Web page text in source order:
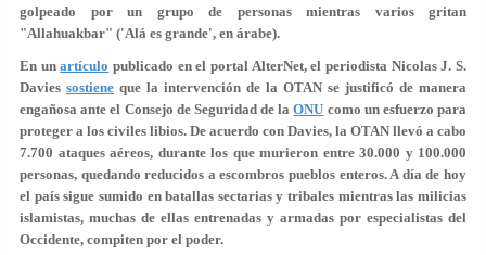
golpeado por un grupo de personas mientras varios gritan
"Allahuakbar" ('Alá es grande', en árabe).
En unartículo publicado en el portal AlterNet, el periodista Nicolas J. S.
Davies sostiene que la intervención de la OTAN se justificó de manera
engañosa ante el Consejo de Seguridad de laONU como un esfuerzo para
proteger a los civiles libios. De acuerdo con Davies, la OTAN llevó a cabo
7.700 ataques aéreos, durante los que murieron entre 30.000 y 100.000
personas, quedando reducidos a escombros pueblos enteros. A día de hoy
el país sigue sumido en batallas sectarias y tribales mientras las milicias
islamistas, muchas de ellas entrenadas y armadas por especialistas del
Occidente, compiten por el poder.